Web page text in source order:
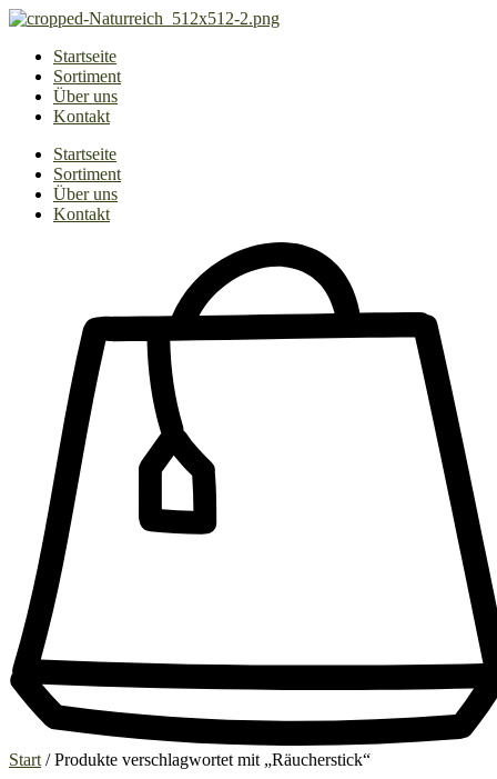
Zum
springenStartseite
Sortiment
Über uns
Kontakt
Startseite
Sortiment
Über uns
Kontakt
Start / Produkte verschlagwortet mit „Räucherstick“